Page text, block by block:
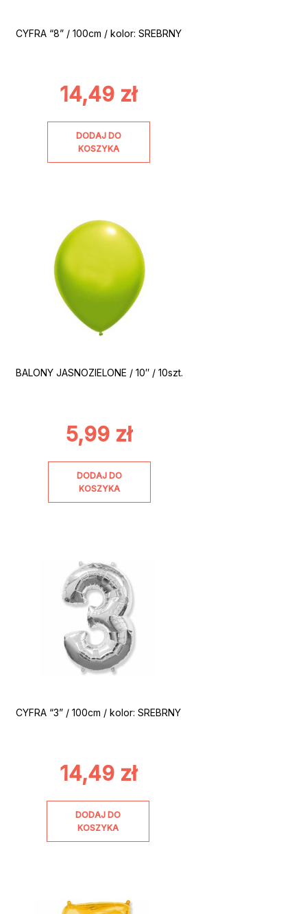
CYFRA “8” / 100cm / kolor: SREBRNY
14,49 zł
DODAJ DO
KOSZYKA
BALONY JASNOZIELONE / 10″ / 10szt.
5,99 zł
DODAJ DO
KOSZYKA
CYFRA “3” / 100cm / kolor: SREBRNY
14,49 zł
DODAJ DO
KOSZYKA